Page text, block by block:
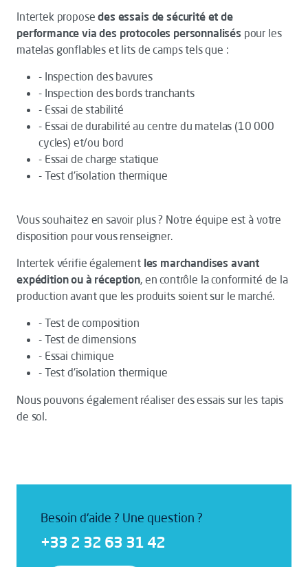
Intertek proposedes essais de sécurité et de
performance via des protocoles personnalisés pour les
matelas gonflables et lits de camps tels que :
- Inspection des bavures
- Inspection des bords tranchants
- Essai de stabilité
- Essai de durabilité au centre du matelas (10 000
cycles) et/ou bord
- Essai de charge statique
- Test d'isolation thermique
Vous souhaitez en savoir plus ? Notre équipe est à votre
disposition pour vous renseigner.
Intertek vérifie également les marchandises avant
expédition ou à réception, en contrôle la conformité de la
production avant que les produits soient sur le marché.
- Test de composition
- Test de dimensions
- Essai chimique
- Test d'isolation thermique
Nous pouvons également réaliser des essais sur les tapis
de sol.
Besoin d'aide ? Une question ?
+33 2 32 63 31 42